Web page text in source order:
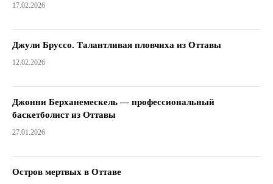
17.02.2026
Джули Бруссо. Талантливая пловчиха из Оттавы
12.02.2026
Джонни Берханемескель — профессиональный
баскетболист из Оттавы
27.01.2026
Остров мертвых в Оттаве